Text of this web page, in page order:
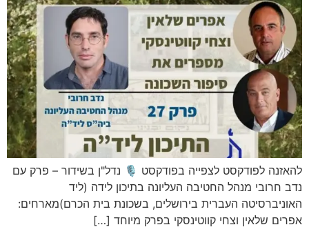
להאזנה לפודקסט לצפייה בפודקסט 🎙️ נדל"ן בשידור – פרק עם
נדב חרובי מנהל החטיבה העליונה בתיכון לידה (ליד
האוניברסיטה העברית בירושלים, בשכונת בית הכרם)מארחים:
אפרים שלאין וצחי קווטינסקי בפרק מיוחד […]